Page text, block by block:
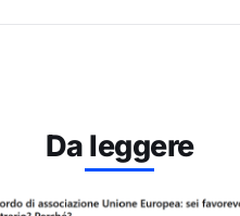
Da leggere